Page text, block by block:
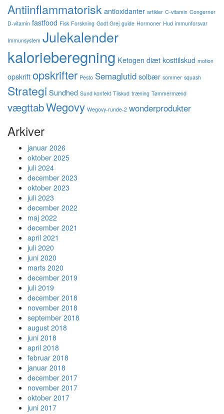
Antiinflammatoriskantioxidanter artikler C-vitamin Congerner
D-vitamin fastfood Fisk Forskning Godt Grej guide Hormoner Hud immunforsvar
Immunsystem Julekalender
kalorieberegning Ketogen diætkosttilskud motion
opskriftopskrifter Pesto Semaglutidsolbær sommer squash
Strategi Sundhed Sund konfekt Tilskud træning Tømmermænd
vægttabWegovy Wegovy-runde-2 wonderprodukter
Arkiver
januar 2026
oktober 2025
juli 2024
december 2023
oktober 2023
juli 2023
december 2022
maj 2022
december 2021
april 2021
juli 2020
juni 2020
marts 2020
december 2019
juli 2019
december 2018
november 2018
september 2018
august 2018
juni 2018
april 2018
februar 2018
januar 2018
december 2017
november 2017
oktober 2017
juni 2017